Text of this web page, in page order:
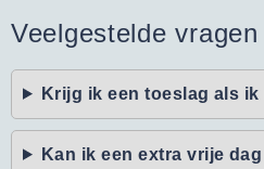
Veelgestelde
Krijg ik een toeslag als ik
Kan ik een extra vrije